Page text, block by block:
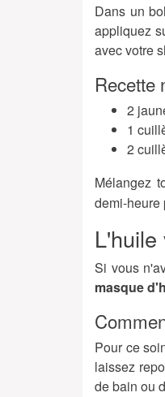
Dans un
appliquez
avec votre
Recette
2
1
2
Mélangez
demi-heure
Si vous
masque
Pour ce
laissez
de bain ou